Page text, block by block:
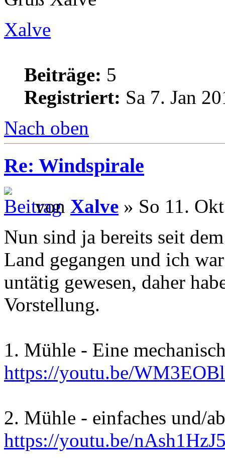
Xalve
Beiträge: 5
Registriert: Sa 7. Jan
Nach oben
Re: Windspirale
von Xalve » So 11.
Nun sind ja bereits seit
Land gegangen und ich
untätig gewesen, daher
Vorstellung.
1. Mühle - Eine
https://youtu.be/
2. Mühle - einfaches und/
https://youtu.be/